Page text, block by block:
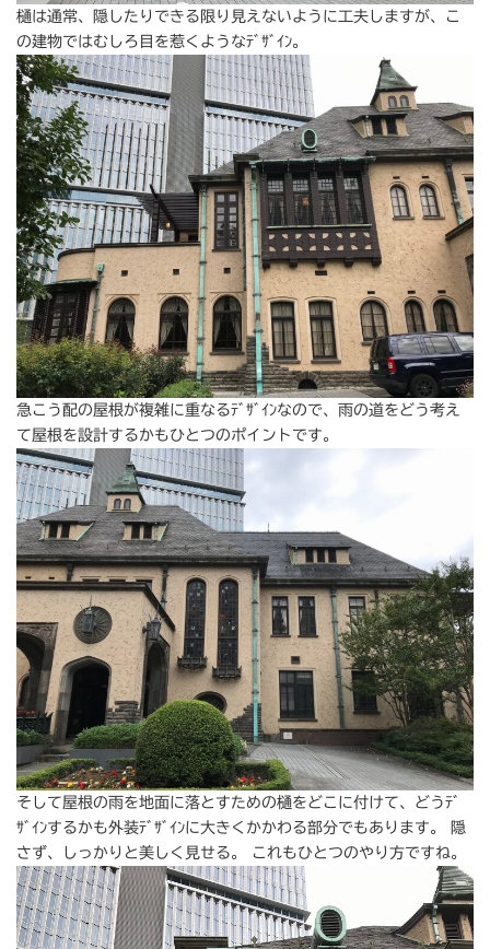
樋は通常、隠したりできる限り見えないように工夫しますが、こ
の建物ではむしろ目を惹くようなﾃﾞｻﾞｲﾝ。
急こう配の屋根が複雑に重なるﾃﾞｻﾞｲﾝなので、雨の道をどう考え
て屋根を設計するかもひとつのポイントです。
そして屋根の雨を地面に落とすための樋をどこに付けて、どうﾃﾞ
ｻﾞｲﾝするかも外装ﾃﾞｻﾞｲﾝに大きくかかわる部分でもあります。 隠
さず、しっかりと美しく見せる。 これもひとつのやり方ですね。